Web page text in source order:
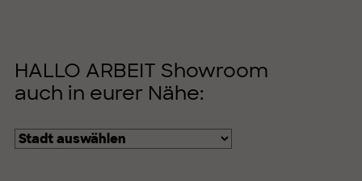
HALLO ARBEIT Showroom
auch in eurer Nähe: